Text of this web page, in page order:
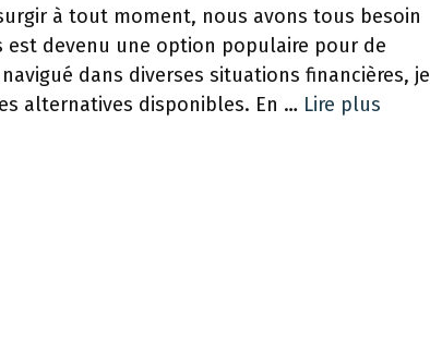
à tout moment, nous avons tous besoin
est devenu une option populaire pour de
dans diverses situations financières, je
alternatives disponibles. En … Lire plus